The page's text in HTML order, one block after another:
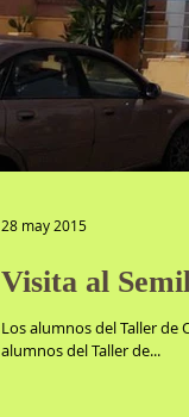
Visita al
Los alumnos del Taller
alumnos del Taller de...
28 may 2015